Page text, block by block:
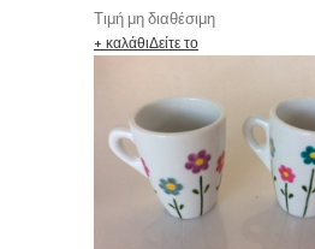
Τιμή μη διαθέσιμη
+ καλάθιΔείτε το